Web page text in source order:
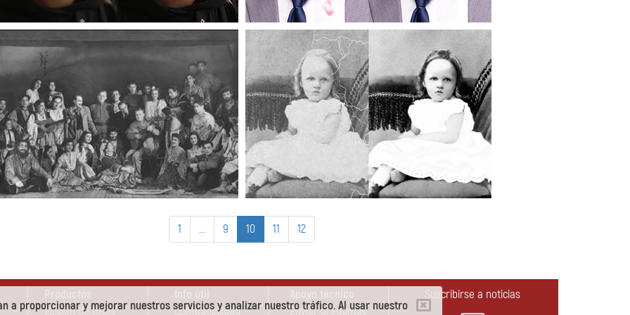
a proporcionar y mejorar nuestros servicios y analizar nuestro tráfico. Al usar nuestro
1 ... 9 10 11 12
Edición de fotos
Compatibilidad
Enviar preguntas
Suscribirse a noticias